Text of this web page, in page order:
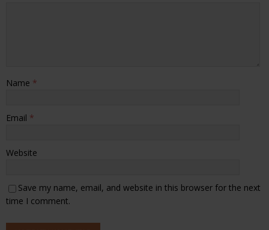
Name *
Email *
Website
Save my name, email, and website in this browser for the next
time I comment.